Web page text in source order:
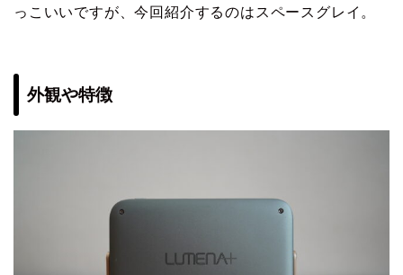
っこいいですが、今回紹介するのはスペースグレイ。
外観や特徴